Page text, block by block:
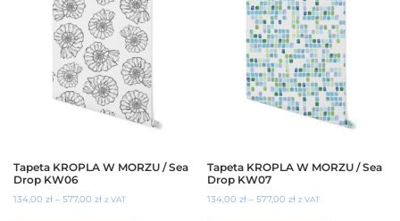
Tapeta KROPLA W MORZU / Sea
Drop KW06
134,00 zł – 577,00 zł z VAT
Tapeta KROPLA W MORZU / Sea
Drop KW07
134,00zł –577,00zł z VAT